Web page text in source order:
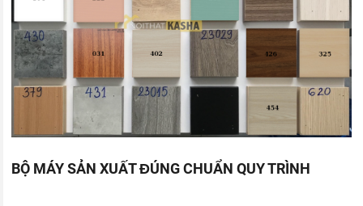
BỘ MÁY SẢN XUẤT ĐÚNG CHUẨN QUY TRÌNH